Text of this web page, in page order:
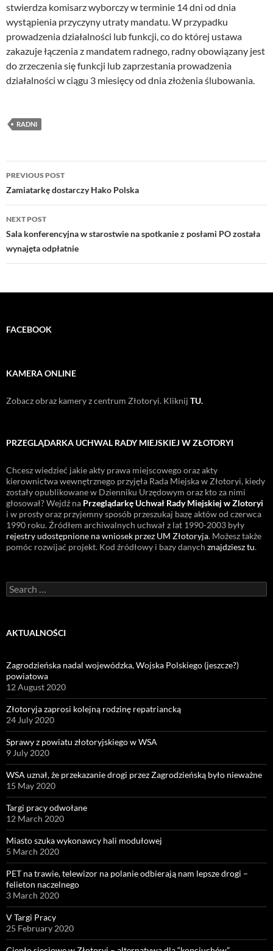
stwierdza komisarz wyborczy w terminie 14 dni od dnia
wystąpienia przyczyny utraty mandatu. W przypadku
prowadzenia działalności lub funkcji, co do której ustawa
zakazuje łączenia z mandatem radnego, radny obowiązany jest
do zrzeczenia się funkcji lub zaprzestania prowadzenia
działalności w ciągu 3 miesięcy od dnia złożenia ślubowania.
RADNI
Post
navigation
PREVIOUS POST
Zamiatarkę dostarczy Hako Polska
NEXT POST
Sala konferencyjna w starostwie na spotkanie z posłami PO została
wynajęta odpłatnie
FACEBOOK
KAMERA ONLINE
Zobacz obraz kamery z centrum Złotoryi. Kliknij TU.
PRZEGLĄDARKA UCHWAL RADY MIEJSKIEJ W ZŁOTORYI
Chcesz wiedzieć jakie akty prawa miejscowego oraz akty
kierownictwa wewnętrznego przyjęła Rada Miejska w Złotoryi, kiedy
zostały opublikowane w Dzienniku Urzędowym oraz kto za nimi
głosował? Wejdź na Przeglądarkę Uchwał Rady Miejskiej w Zlotoryi
i w prosty oraz przyjemny sposób przeszukaj bazę aktów od czerwca
1990 roku. Źródłem archiwalnych uchwał z lat 1990-2003 były
rejestry udostępnione na wniosek przez UM Złotoryja. Możesz także
pomóc rozwijać projekt. Kod źródłowy i bazy danych znajdziesz tu.
Search
for:
AKTUALNOŚCI
Zagrodzieńska nadal wojewódzka, Wojska Polskiego (jeszcze?)
powiatowa
12 August 2020
Złotoryja zaprosi kolejną rodzinę repatriancką
24 July 2020
Sprawy z powiatu złotoryjskiego w WSA
9 July 2020
WSA uznał, że przekazanie drogi przez Zagrodzieńską było nieważne
15 May 2020
Targi pracy odwołane
12 March 2020
Miasto szuka wykonawcy hali modułowej
5 March 2020
PET na trawie, telewizor na polanie odbierają nam lepsze drogi –
felieton naczelnego
3 March 2020
V Targi Pracy
25 February 2020